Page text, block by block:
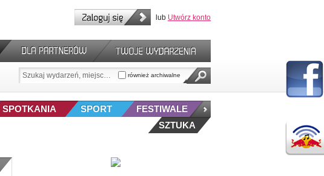
lub Utwórz konto
również archiwalne
FESTIWALE
SPORT
SPOTKANIA
SZTUKA